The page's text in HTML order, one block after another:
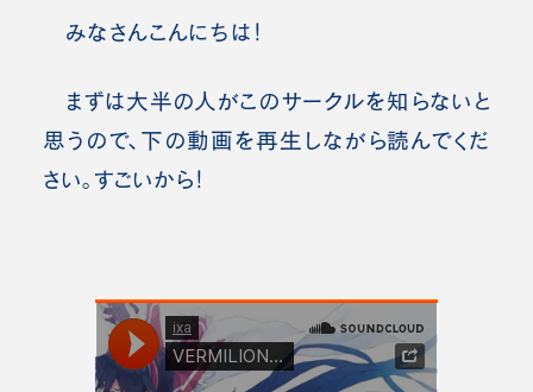
みなさんこんにちは！
まずは大半の人がこのサークルを知らないと
思うので、下の動画を再生しながら読んでくだ
さい。すごいから！